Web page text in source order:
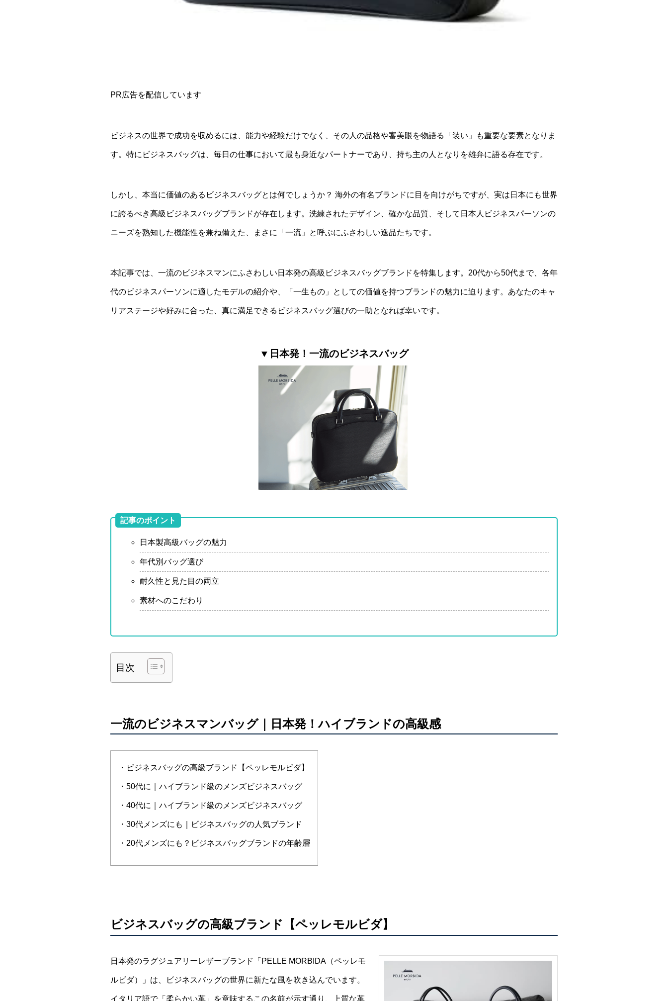
PR広告を配信しています
ビジネスの世界で成功を収めるには、能力や経験だけでなく、その人の品格や審美眼を物語る「装い」も重要な要素となりま
す。特にビジネスバッグは、毎日の仕事において最も身近なパートナーであり、持ち主の人となりを雄弁に語る存在です。
しかし、本当に価値のあるビジネスバッグとは何でしょうか？ 海外の有名ブランドに目を向けがちですが、実は日本にも世界
に誇るべき高級ビジネスバッグブランドが存在します。洗練されたデザイン、確かな品質、そして日本人ビジネスパーソンの
ニーズを熟知した機能性を兼ね備えた、まさに「一流」と呼ぶにふさわしい逸品たちです。
本記事では、一流のビジネスマンにふさわしい日本発の高級ビジネスバッグブランドを特集します。20代から50代まで、各年
代のビジネスパーソンに適したモデルの紹介や、「一生もの」としての価値を持つブランドの魅力に迫ります。あなたのキャ
リアステージや好みに合った、真に満足できるビジネスバッグ選びの一助となれば幸いです。
▼日本発！一流のビジネスバッグ
記事のポイント
日本製高級バッグの魅力
年代別バッグ選び
耐久性と見た目の両立
素材へのこだわり
目次
一流のビジネスマンバッグ｜日本発！ハイブランドの高級感
・ビジネスバッグの高級ブランド【ペッレモルビダ】
・50代に｜ハイブランド級のメンズビジネスバッグ
・40代に｜ハイブランド級のメンズビジネスバッグ
・30代メンズにも｜ビジネスバッグの人気ブランド
・20代メンズにも？ビジネスバッグブランドの年齢層
ビジネスバッグの高級ブランド【ペッレモルビダ】
日本発のラグジュアリーレザーブランド「PELLE MORBIDA（ペッレモ
ルビダ）」は、ビジネスバッグの世界に新たな風を吹き込んでいます。
イタリア語で「柔らかい革」を意味するこの名前が示す通り、上質な革